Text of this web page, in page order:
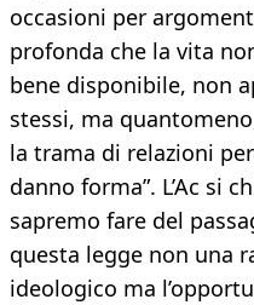
occasioni per
profonda che la vita
bene disponibile, non
stessi, ma
la trama di relazioni
danno forma”. L’Ac si
sapremo fare del
questa legge non una
ideologico ma